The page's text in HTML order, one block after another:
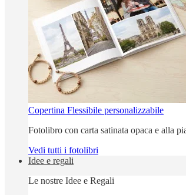
Copertina Flessibile personalizzabile
Fotolibro con carta satinata opaca e alla
Vedi tutti i fotolibri
Idee e regali
Le nostre Idee e Regali